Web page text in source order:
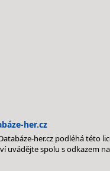
her.cz
her.cz podléhá této
uvádějte spolu s odkazem